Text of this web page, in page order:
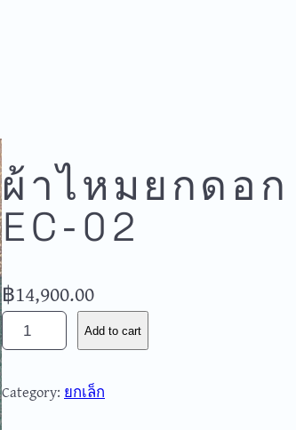
ผ้าไหมยกดอก
EC-02
฿14,900.00
ผ้
า
ไ
ห
ม
Add to cart
Category: ยกเล็ก